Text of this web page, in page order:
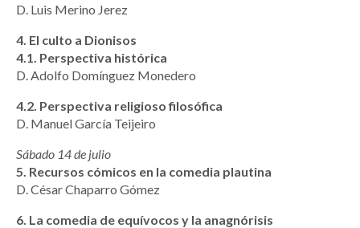
D. Luis Merino Jerez
4. El culto a Dionisos
4.1. Perspectiva histórica
D. Adolfo Domínguez Monedero
4.2. Perspectiva religioso filosófica
D. Manuel García Teijeiro
Sábado 14 de julio
5. Recursos cómicos en la comedia plautina
D. César Chaparro Gómez
6. La comedia de equívocos y la anagnórisis